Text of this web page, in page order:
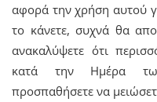
αφορά την χρήση αυτού
το κάνετε, συχνά θα
ανακαλύψετε ότι
κατά την Ημέρα
προσπαθήσετε να